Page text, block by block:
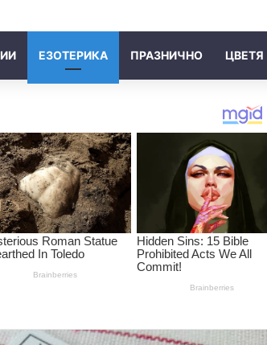
ЕЗОТЕРИКА ПРАЗНИЧНО ЦВЕТЯ